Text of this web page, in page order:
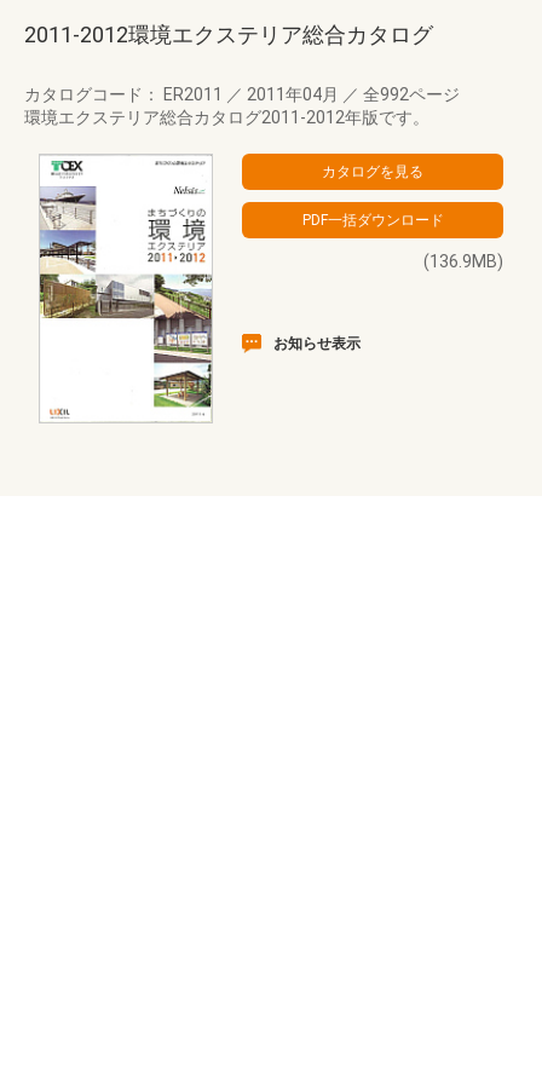
2011-2012環境エクステリア総合カタログ
カタログコード： ER2011 ／ 2011年04月 ／ 全992ページ
環境エクステリア総合カタログ2011-2012年版です。
(136.9MB)
お知らせ表示